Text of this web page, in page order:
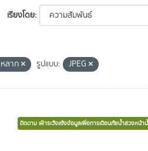
เรียงโดย
ลาก รูปแบบ: JPEG
ติดตาม เฝ้าระวังแจ้งข้อมูลเพื่อการเตือนภัยน้ำล่วงหน้า